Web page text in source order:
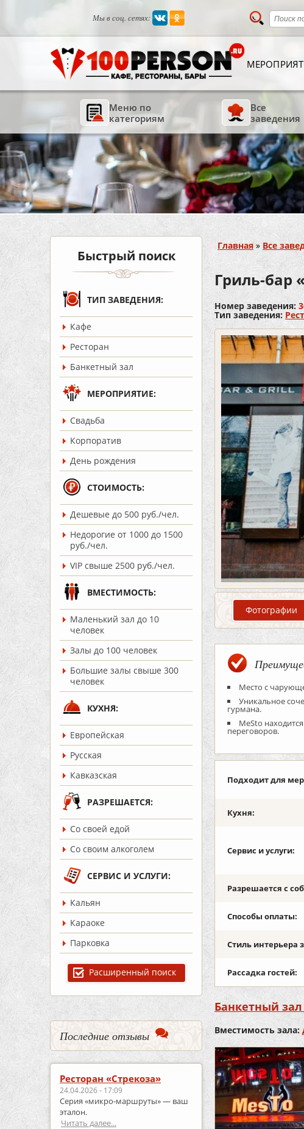
Мы в соц. сетях:
Меню по
категориям
Все
заведения
Быстрый поиск
ТИП ЗАВЕДЕНИЯ:
Кафе
Ресторан
Банкетный зал
МЕРОПРИЯТИЕ:
Cвадьба
Корпоратив
День рождения
СТОИМОСТЬ:
Дешевые до 500 руб./чел.
Недорогие от 1000 до 1500
руб./чел.
VIP свыше 2500 руб./чел.
ВМЕСТИМОСТЬ:
Маленький зал до 10
человек
Залы до 100 человек
Большие залы свыше 300
человек
КУХНЯ:
Европейская
Русская
Кавказская
РАЗРЕШАЕТСЯ:
Со своей едой
Со своим алкоголем
СЕРВИС И УСЛУГИ:
Кальян
Караоке
Парковка
Расширенный поиск
Последние отзывы
Ресторан «Стрекоза»
24.04.2026 - 17:09
Серия «микро‑маршруты» — ваш
эталон.
Читать далее...
Вы здесь
Главная » Все
Гриль-бар
Номер заведения:
Тип заведения:
Фотографии
Место с
Уникальное
гурмана.
MeSto
переговоров.
Подходит для
Кухня:
Сервис и услуги:
Разрешается с
Способы оплаты:
Стиль интерьера
Рассадка гостей:
Банкетный
Вместимость зала: